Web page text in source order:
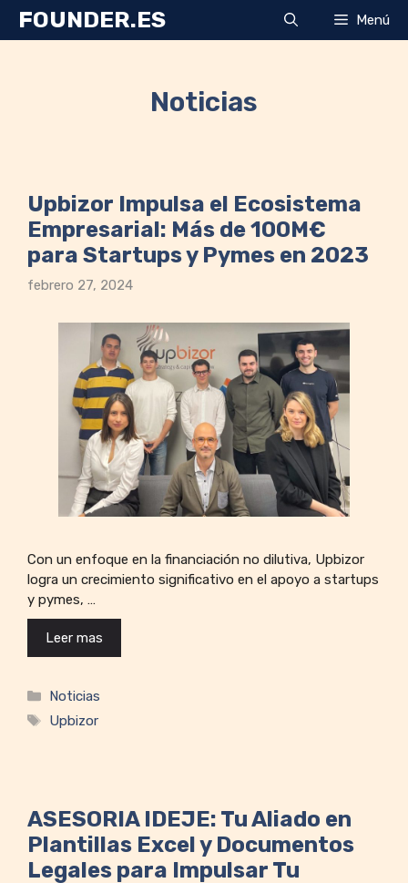
SaltarFOUNDER.ES Menú
Noticias
Upbizor Impulsa el Ecosistema
Empresarial: Más de 100M€
para Startups y Pymes en 2023
febrero 27, 2024
Con un enfoque en la financiación no dilutiva, Upbizor
logra un crecimiento significativo en el apoyo a startups
y pymes, …
Leer mas
Categorías
Noticias
Etiquetas
Upbizor
ASESORIA IDEJE: Tu Aliado en
Plantillas Excel y Documentos
Legales para Impulsar Tu